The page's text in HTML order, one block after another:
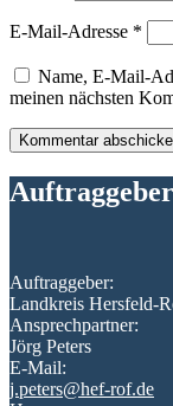
E-Mail-Adresse *
Name, E-Mail-
meinen nächsten
Auftraggeber
Auftraggeber:
Landkreis Hersfeld-
Ansprechpartner:
Jörg Peters
E-Mail:
j.peters@hef-rof.de